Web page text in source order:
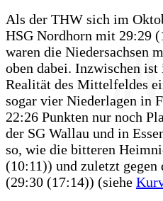
Als der THW sich im
HSG Nordhorn mit 29:29
waren die Niedersachsen
oben dabei. Inzwischen
Realität des Mittelfeldes
sogar vier Niederlagen in
22:26 Punkten nur noch
der SG Wallau und in
so, wie die bitteren
(10:11)) und zuletzt gegen
(29:30 (17:14)) (siehe